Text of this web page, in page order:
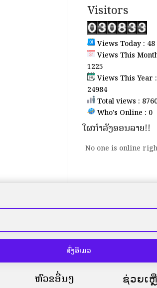
Visitors
Views Today : 48
Views This
1225
Views This Year :
24984
Total views :
Who's Online : 0
ໃຜກຳລັງອອນລາຍ!!
No one is online
ສົ່ງອີເມວ
ຫົວຂໍ້ອື່ນໆ ຊ່ວຍເ